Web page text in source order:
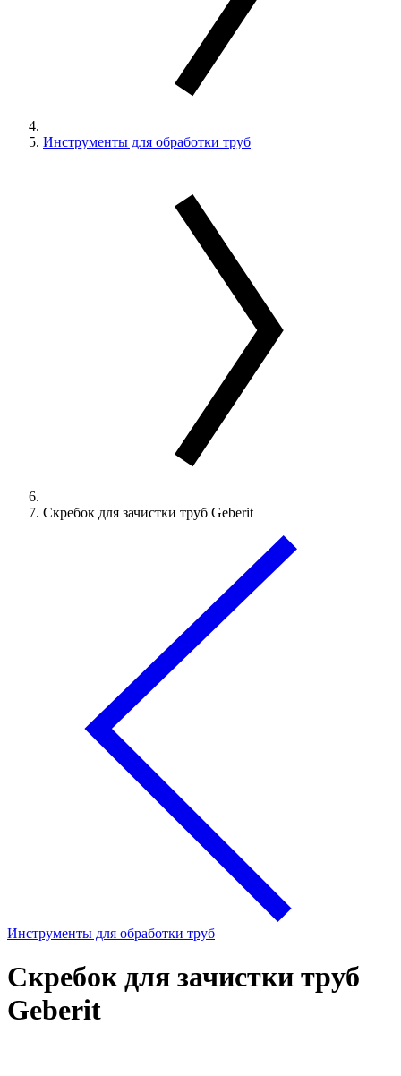
Инструменты для обработки труб
Скребок для зачистки труб Geberit
Инструменты для обработки труб
Скребок для зачистки труб
Geberit